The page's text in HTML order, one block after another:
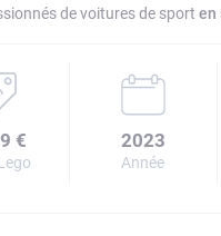
de voitures de sport en
€ 2023
Année